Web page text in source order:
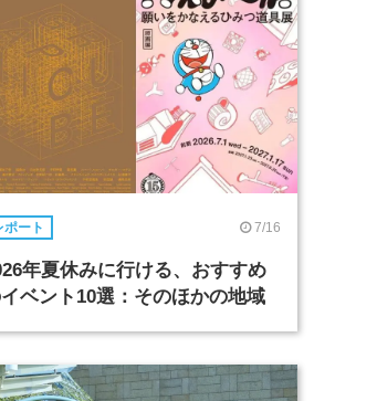
ポート 7/16
年夏休みに行ける、おすすめ
ベント10選：そのほかの地域